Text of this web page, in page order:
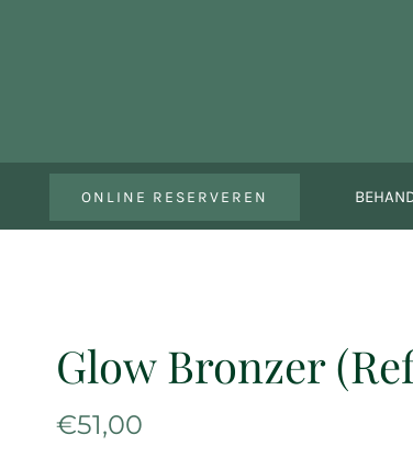
ONLINE RESERVEREN
Glow Bronzer
€51,00